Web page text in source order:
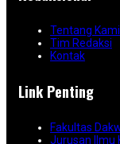
Tentang Kami
Tim Redaksi
Kontak
Link Penting
Fakultas
Jurusan Ilmu